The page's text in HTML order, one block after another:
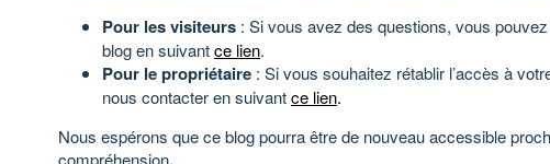
Pour les visiteurs : Si vous avez des questions, vous
blog en suivantce lien.
Pour le propriétaire : Si vous souhaitez rétablir l’accès à
nous contacter en suivantce lien.
Nous espérons que ce blog pourra être de nouveau accessible
compréhension.